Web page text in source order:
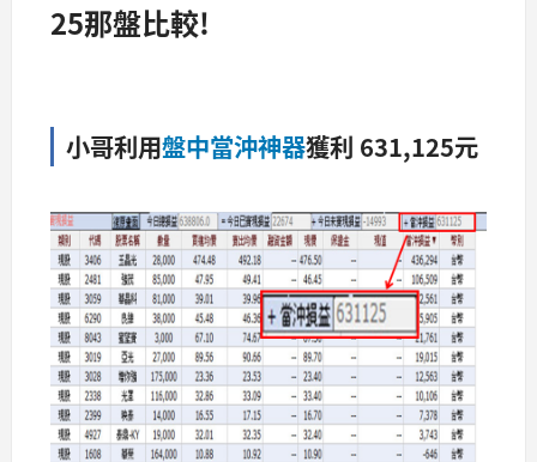
25那盤比較!
小哥利用盤中當沖神器獲利 631,125元